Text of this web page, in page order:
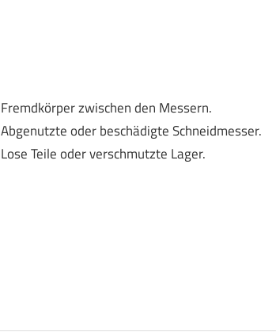
Fremdkörper zwischen den Messern.
Abgenutzte oder beschädigte Schneidmesser.
Lose Teile oder verschmutzte Lager.